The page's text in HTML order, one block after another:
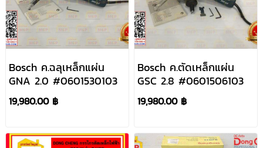
Bosch ค.ฉลุเหล็กแผ่น
GNA 2.0 #0601530103
19,980.00 ฿
Bosch ค.ตัดเหล็กแผ่น
GSC 2.8 #0601506103
19,980.00 ฿